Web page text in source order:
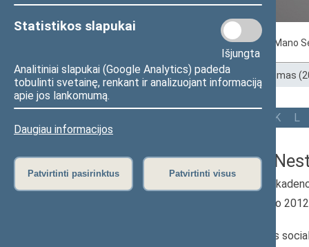
Statistikos slapukai
Išjungta
Analitiniai slapukai (Google Analytics) padeda
tobulinti svetainę, renkant ir analizuojant informaciją
apie jos lankomumą.
Daugiau informacijos
Patvirtinti pasirinktus Patvirtinti visus
Pagal apygardas Mano
Pradžia>Ankstesnės kadencijos XIII Seimas
K L
Antanas
2012–2016 m.
Seimo narys nuo
Iškėlė: Lietuvos